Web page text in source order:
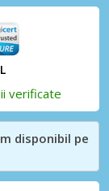
verificate
disponibil pe